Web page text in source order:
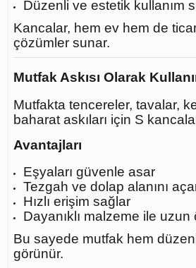
Düzenli ve estetik kullanım
Kancalar, hem ev hem de
çözümler sunar.
Mutfak Askısı Olarak
Mutfakta tencereler, tavalar,
baharat askıları için S
Avantajları
Eşyaları güvenle asar
Tezgah ve dolap alanını
Hızlı erişim sağlar
Dayanıklı malzeme ile
Bu sayede mutfak hem
görünür.